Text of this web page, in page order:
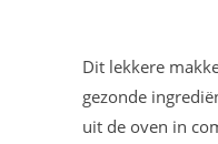
Dit lekkere
gezonde
uit de oven in